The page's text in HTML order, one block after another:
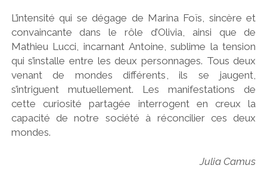
L’intensité qui se dégage de Marina Foïs, sincère et
convaincante dans le rôle d’Olivia, ainsi que de
Mathieu Lucci, incarnant Antoine, sublime la tension
qui s’installe entre les deux personnages. Tous deux
venant de mondes différents, ils se jaugent,
s’intriguent mutuellement. Les manifestations de
cette curiosité partagée interrogent en creux la
capacité de notre société à réconcilier ces deux
mondes.
Julia Camus